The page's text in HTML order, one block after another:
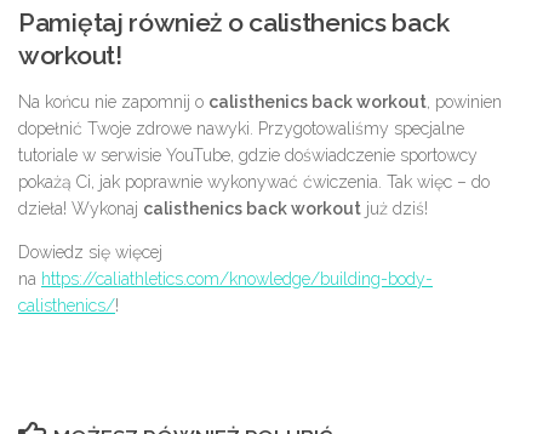
Pamiętaj również o calisthenics back
workout!
Na końcu nie zapomnij o calisthenics back workout , powinien
dopełnić Twoje zdrowe nawyki. Przygotowaliśmy specjalne
tutoriale w serwisie YouTube, gdzie doświadczenie sportowcy
pokażą Ci, jak poprawnie wykonywać ćwiczenia. Tak więc – do
dzieła! Wykonaj calisthenics back workout już dziś!
Dowiedz się więcej
na https://caliathletics.com/knowledge/building-body-
calisthenics/!